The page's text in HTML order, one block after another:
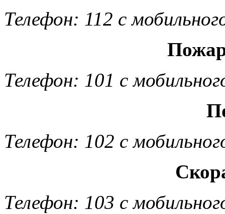
Телефон: 112 с
Телефон: 101 с
Телефон: 102 с
Телефон: 103 с